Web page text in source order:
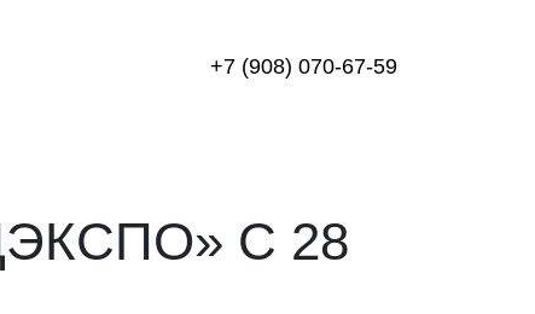
+7 (908) 070-67-59
С 28